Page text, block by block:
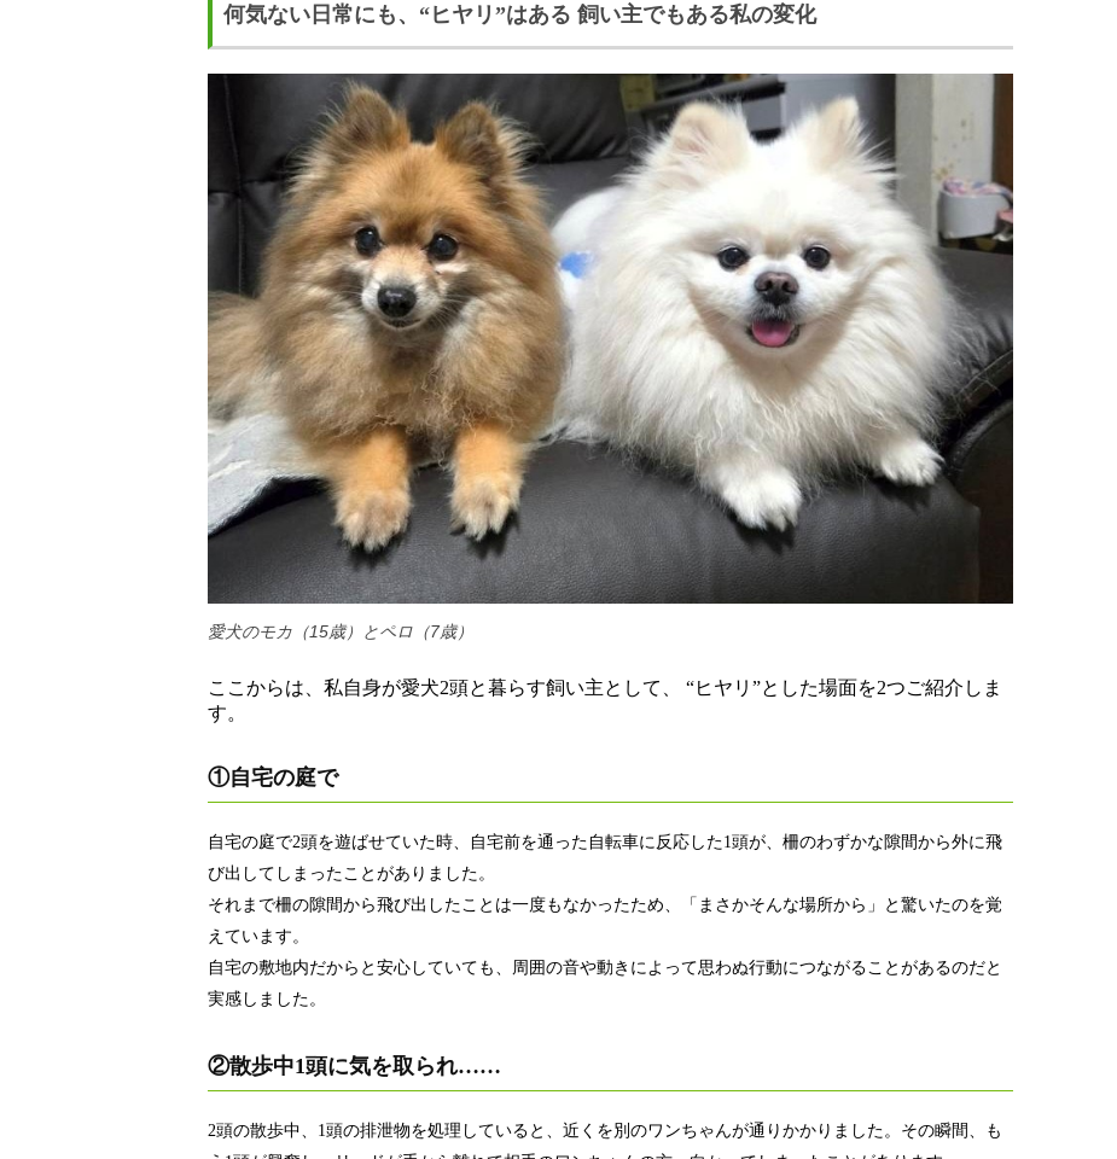
何気ない日常にも、“ヒヤリ”はある 飼い主でもある私の変化
愛犬のモカ（15歳）とペロ（7歳）
ここからは、私自身が愛犬2頭と暮らす飼い主として、 “ヒヤリ”とした場面を2つご紹介しま
す。
①自宅の庭で
自宅の庭で2頭を遊ばせていた時、自宅前を通った自転車に反応した1頭が、柵のわずかな隙間から外に飛
び出してしまったことがありました。
それまで柵の隙間から飛び出したことは一度もなかったため、「まさかそんな場所から」と驚いたのを覚
えています。
自宅の敷地内だからと安心していても、周囲の音や動きによって思わぬ行動につながることがあるのだと
実感しました。
②散歩中1頭に気を取られ……
2頭の散歩中、1頭の排泄物を処理していると、近くを別のワンちゃんが通りかかりました。その瞬間、も